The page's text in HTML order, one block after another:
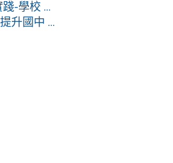
-學校 ...
升國中 ...